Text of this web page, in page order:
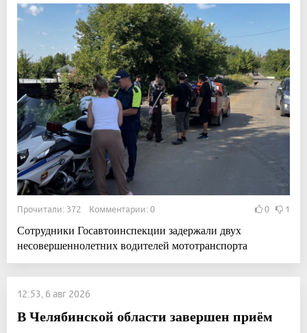
Прочитали: 372 Комментарии: 0 0 1
Сотрудники Госавтоинспекции задержали двух
несовершеннолетних водителей мототранспорта
12:53, 6 авг 2026
В Челябинской области завершен приём